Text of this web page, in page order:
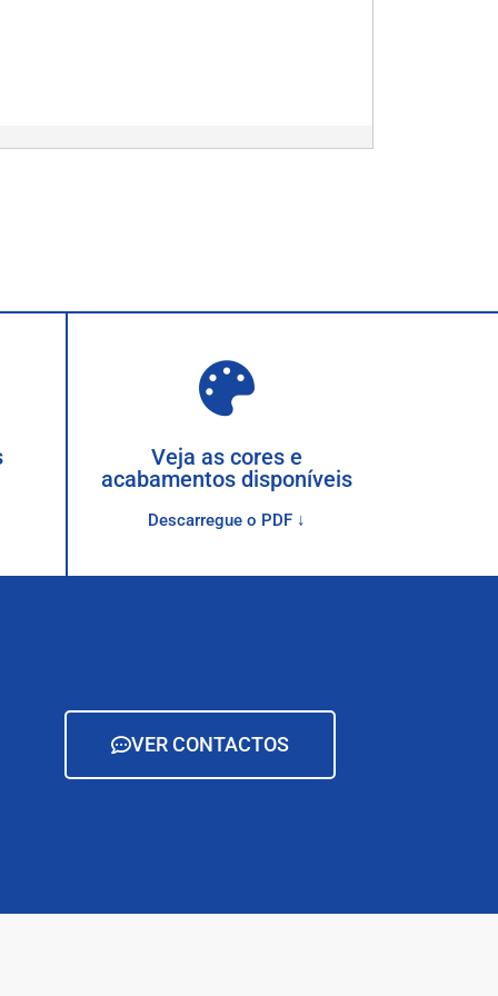
Veja as cores e
acabamentos disponíveis
Descarregue o PDF ↓
VER CONTACTOS